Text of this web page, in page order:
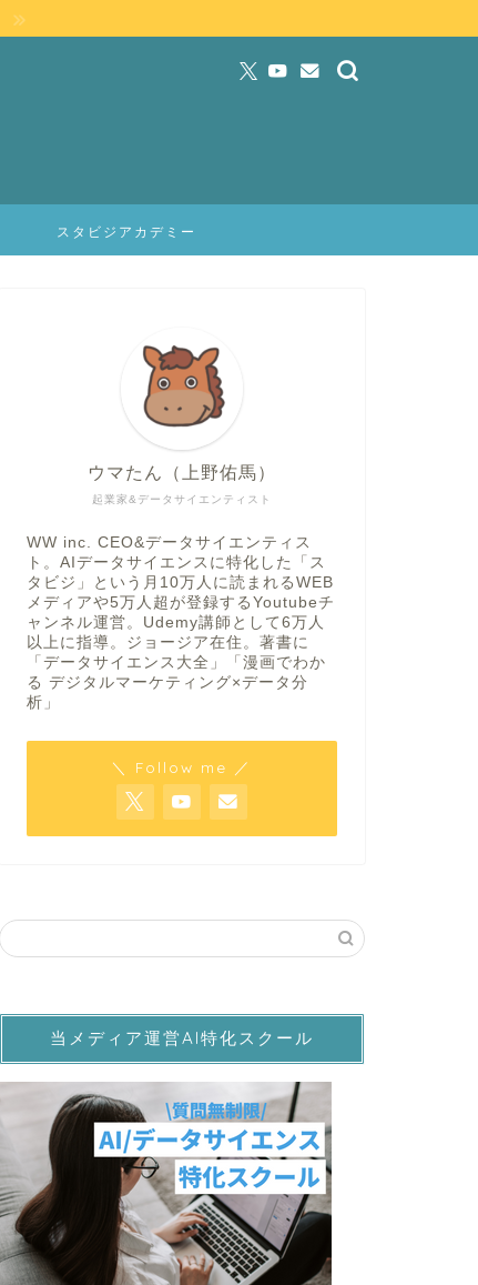
スタビジアカデミー
起業家&データサイエンティスト
ウマたん（上野佑馬）
WW inc. CEO&データサイエンティス
ト。AIデータサイエンスに特化した「ス
タビジ」という月10万人に読まれるWEB
メディアや5万人超が登録するYoutubeチ
ャンネル運営。Udemy講師として6万人
以上に指導。ジョージア在住。著書に
「データサイエンス大全」「漫画でわか
る デジタルマーケティング×データ分
析」
＼ Follow me ／
当メディア運営AI特化スクール